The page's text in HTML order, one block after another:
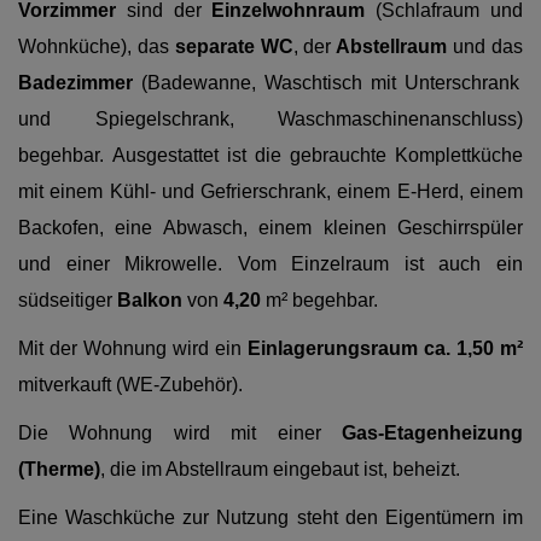
Vorzimmer sind der Einzelwohnraum (Schlafraum und
Wohnküche), dasseparate WC, der Abstellraum und das
Badezimmer (Badewanne, Waschtisch mit Unterschrank
und Spiegelschrank, Waschmaschinenanschluss)
begehbar. Ausgestattet ist die gebrauchte Komplettküche
mit einem Kühl- und Gefrierschrank, einem E-Herd, einem
Backofen, eine Abwasch, einem kleinen Geschirrspüler
und einer Mikrowelle. Vom Einzelraum ist auch ein
südseitiger Balkon von 4,20 m² begehbar.
Mit der Wohnung wird ein Einlagerungsraum ca. 1,50 m²
mitverkauft (WE-Zubehör).
Die Wohnung wird mit einer Gas-Etagenheizung
(Therme), die im Abstellraum eingebaut ist, beheizt.
Eine Waschküche zur Nutzung steht den Eigentümern im